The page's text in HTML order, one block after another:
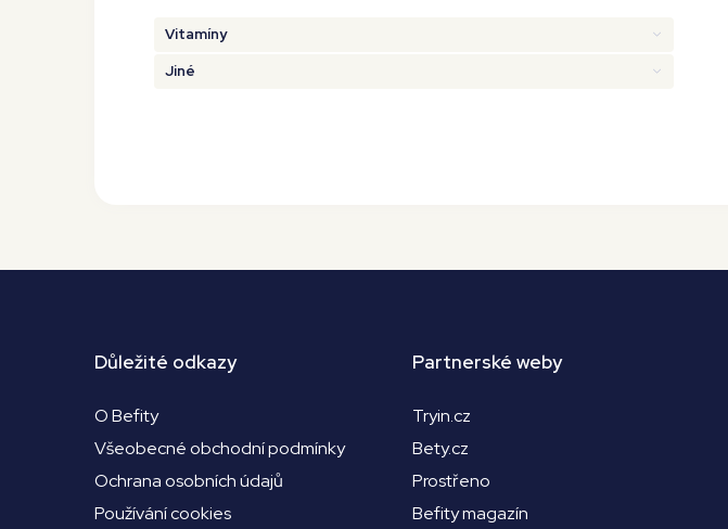
Vitamíny
Jiné
Důležité odkazy
O Befity
Všeobecné obchodní podmínky
Ochrana osobních údajů
Používání cookies
Partnerské weby
Tryin.cz
Bety.cz
Prostřeno
Befity magazín